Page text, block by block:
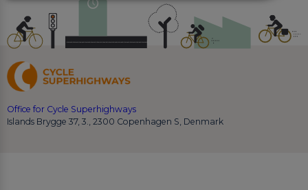
Office for Cycle Superhighways
Islands Brygge 37, 3., 2300 Copenhagen S, Denmark